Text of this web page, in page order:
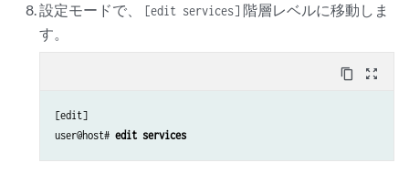
設定モードで、 [edit services] 階層レベルに移動しま
す。
content_copy zoom_out_map
[edit]
user@host# edit services